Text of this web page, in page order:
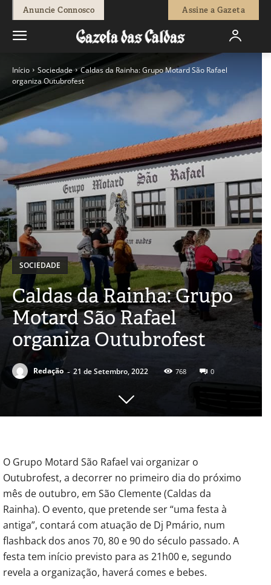
Anuncie Connosco Assine a Gazeta
Início Sociedade
Caldas da Rainha: Grupo Motard São Rafael
organiza Outubrofest
SOCIEDADE
Caldas da Rainha: Grupo
Motard São Rafael
organiza Outubrofest
Redação - 21 de Setembro, 2022 768 0
O Grupo Motard São Rafael vai organizar o
Outubrofest, a decorrer no primeiro dia do próximo
mês de outubro, em São Clemente (Caldas da
Rainha). O evento, que pretende ser “uma festa à
antiga”, contará com atuação de Dj Pmário, num
flashback dos anos 70, 80 e 90 do século passado. A
festa tem início previsto para as 21h00 e, segundo
revela a organização, haverá comes e bebes.